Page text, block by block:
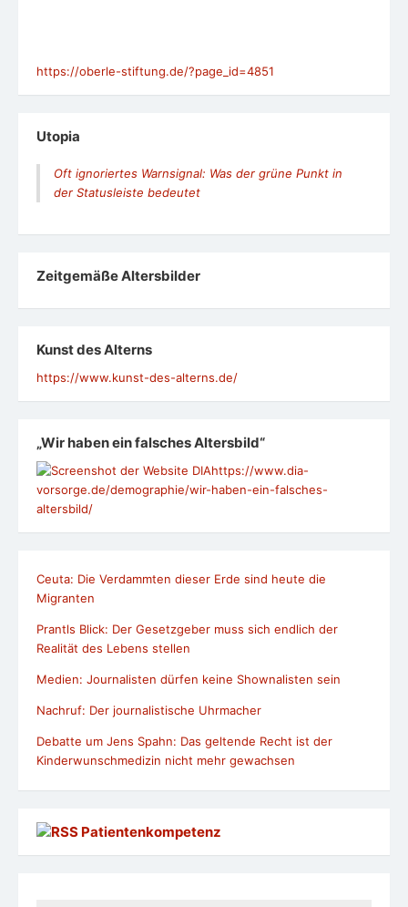
https://oberle-stiftung.de/?page_id=4851
Utopia
Oft ignoriertes Warnsignal: Was der grüne Punkt in
der Statusleiste bedeutet
Zeit­ge­mäße Alters­bil­der
Kunst des Alterns
https://www.kunst-des-alterns.de/
„Wir haben ein falsches Altersbild“
https://www.dia-
vorsorge.de/demographie/wir-haben-ein-falsches-
altersbild/
Ceuta: Die Verdammten dieser Erde sind heute die
Migranten
Prantls Blick: Der Gesetzgeber muss sich endlich der
Realität des Lebens stellen
Medien: Journalisten dürfen keine Shownalisten sein
Nachruf: Der journalistische Uhrmacher
Debatte um Jens Spahn: Das geltende Recht ist der
Kinderwunschmedizin nicht mehr gewachsen
Patientenkompetenz